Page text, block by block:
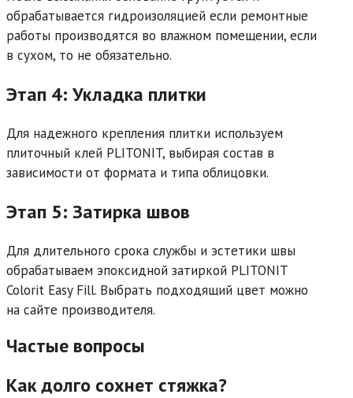
обрабатывается гидроизоляцией если ремонтные
работы производятся во влажном помещении, если
в сухом, то не обязательно.
Этап 4: Укладка плитки
Для надежного крепления плитки используем
плиточный клей PLITONIT, выбирая состав в
зависимости от формата и типа облицовки.
Этап 5: Затирка швов
Для длительного срока службы и эстетики швы
обрабатываем эпоксидной затиркой PLITONIT
Colorit Easy Fill. Выбрать подходящий цвет можно
на сайте производителя.
Частые вопросы
Как долго сохнет стяжка?